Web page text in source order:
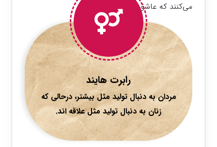
می‌کنند که عاشق و متعهد هستند.
رابرت هایند
مردان به دنبال تولید مثل بیشتر، درحالی که
زنان به دنبال تولید مثل علاقه اند.